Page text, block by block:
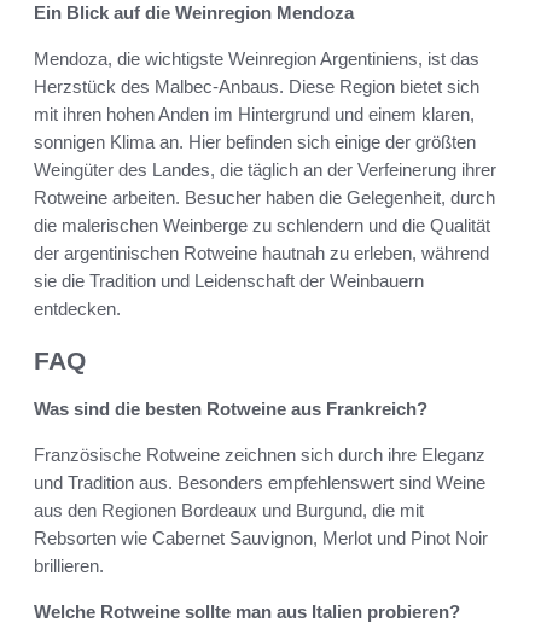
Ein Blick auf die Weinregion Mendoza
Mendoza, die wichtigste Weinregion Argentiniens, ist das
Herzstück des Malbec-Anbaus. Diese Region bietet sich
mit ihren hohen Anden im Hintergrund und einem klaren,
sonnigen Klima an. Hier befinden sich einige der größten
Weingüter des Landes, die täglich an der Verfeinerung ihrer
Rotweine arbeiten. Besucher haben die Gelegenheit, durch
die malerischen Weinberge zu schlendern und die Qualität
der argentinischen Rotweine hautnah zu erleben, während
sie die Tradition und Leidenschaft der Weinbauern
entdecken.
FAQ
Was sind die besten Rotweine aus Frankreich?
Französische Rotweine zeichnen sich durch ihre Eleganz
und Tradition aus. Besonders empfehlenswert sind Weine
aus den Regionen Bordeaux und Burgund, die mit
Rebsorten wie Cabernet Sauvignon, Merlot und Pinot Noir
brillieren.
Welche Rotweine sollte man aus Italien probieren?